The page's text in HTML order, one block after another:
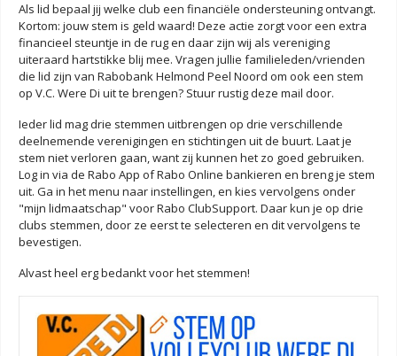
Als lid bepaal jij welke club een financiële ondersteuning ontvangt.
Kortom: jouw stem is geld waard! Deze actie zorgt voor een extra
financieel steuntje in de rug en daar zijn wij als vereniging
uiteraard hartstikke blij mee. Vragen jullie familieleden/vrienden
die lid zijn van Rabobank Helmond Peel Noord om ook een stem
op V.C. Were Di uit te brengen? Stuur rustig deze mail door.
Ieder lid mag drie stemmen uitbrengen op drie verschillende
deelnemende verenigingen en stichtingen uit de buurt. Laat je
stem niet verloren gaan, want zij kunnen het zo goed gebruiken.
Log in via de Rabo App of Rabo Online bankieren en breng je stem
uit. Ga in het menu naar instellingen, en kies vervolgens onder
"mijn lidmaatschap" voor Rabo ClubSupport. Daar kun je op drie
clubs stemmen, door ze eerst te selecteren en dit vervolgens te
bevestigen.
Alvast heel erg bedankt voor het stemmen!